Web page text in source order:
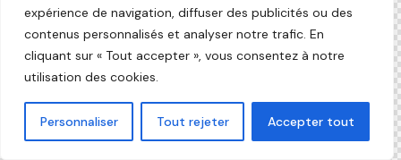
expérience de navigation, diffuser des publicités ou des
contenus personnalisés et analyser notre trafic. En
cliquant sur « Tout accepter », vous consentez à notre
utilisation des cookies.
Personnaliser Tout rejeter Accepter tout